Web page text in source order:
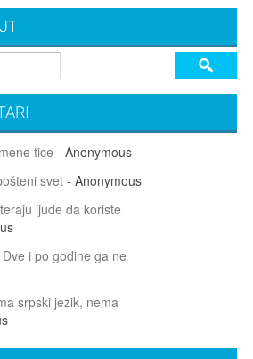
tice - Anonymous
svet- Anonymous
ljude da koriste
i po godine ga ne
srpski jezik, nema